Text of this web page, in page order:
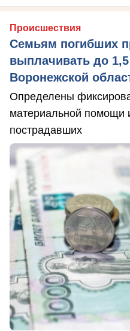
Происшествия
Семьям погибших
выплачивать до
Воронежской
Определены
материальной помощи
пострадавших